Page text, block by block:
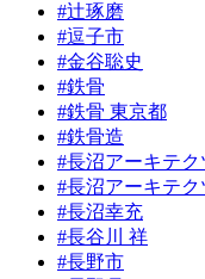
#辻琢磨
#逗子市
#金谷聡史
#鉄骨
#鉄骨 東京都
#鉄骨造
#長沼アーキテク
#長沼アーキテ
#長沼幸充
#長谷川 祥
#長野市